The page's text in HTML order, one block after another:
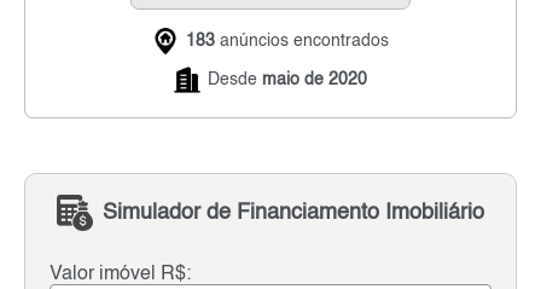
183 anúncios encontrados
Desde maio de 2020
Simulador de Financiamento Imobiliário
Valor imóvel R$: